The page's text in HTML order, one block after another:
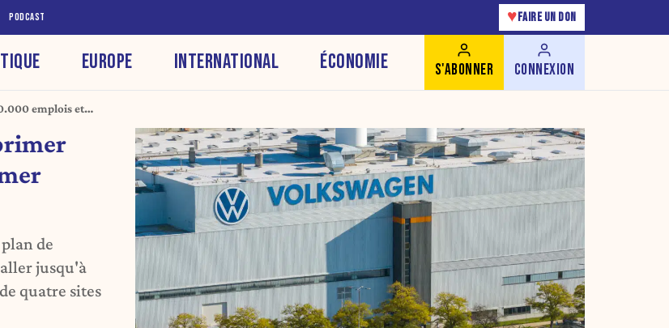
PODCAST ♥ FAIRE UN DON
EUROPE INTERNATIONAL ÉCONOMIE S'ABONNER CONNEXION
emplois et
de
jusqu'à
quatre sites